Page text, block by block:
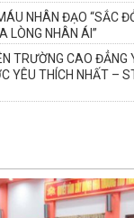
NHÂN ĐẠO “SẮC
LÒNG NHÂN ÁI”
TRƯỜNG CAO ĐẲNG
YÊU THÍCH NHẤT –